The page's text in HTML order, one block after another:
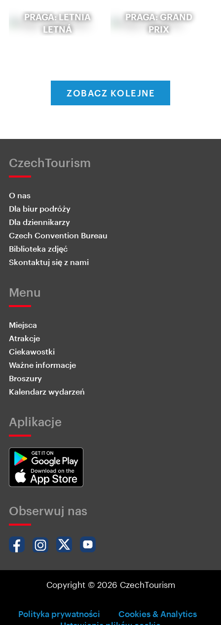
PRAGA: LETNIA
LETNÁ
PRAGA: GRAND
PRIX
ZOBACZ KOLEJNE
CzechTourism
O nas
Dla biur podróży
Dla dziennikarzy
Czech Convention Bureau
Biblioteka zdjęć
Skontaktuj się z nami
Menu
Miejsca
Atrakcje
Ciekawostki
Ważne informacje
Broszury
Kalendarz wydarzeń
Aplikacje
Obserwuj nas
Copyright © 2026 CzechTourism
Polityka prywatności
Cookies & Analytics